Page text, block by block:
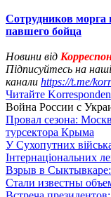
Сотрудников морга
павшего бойца
Новини від
Підписуйтесь на наші
канали https://t.me/
Читайте
Война России с
Провал сезона:
турсектора Крыма
У Сухопутних
Інтернаціональних
Взрыв в Сыктывкаре:
Стали известны